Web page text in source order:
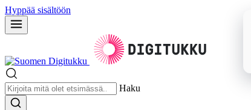
Hyppää sisältöön
Haku